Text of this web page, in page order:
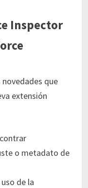
Inspector
que
extensión
o metadato de
de la